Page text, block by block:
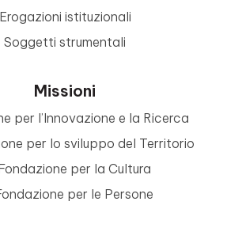
Erogazioni istituzionali
Soggetti strumentali
Missioni
per l’Innovazione e la Ricerca
per lo sviluppo del Territorio
per la Cultura
per le Persone